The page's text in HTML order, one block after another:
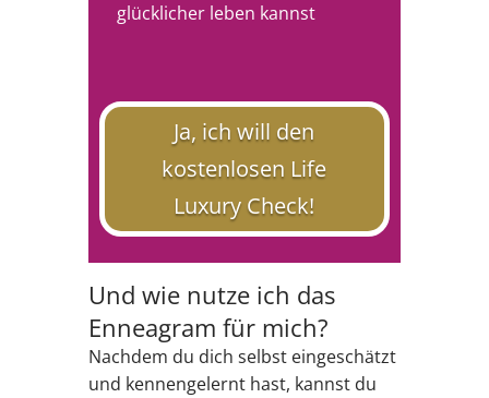
glücklicher leben kannst
Ja, ich will den
kostenlosen Life
Luxury Check!
Und wie nutze ich das
Enneagram für mich?
Nachdem du dich selbst eingeschätzt
und kennengelernt hast, kannst du